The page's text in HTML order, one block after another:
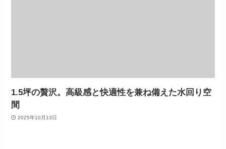
1.5坪の贅沢。高級感と快適性を兼ね備えた水回り空
間
2025年10月13日